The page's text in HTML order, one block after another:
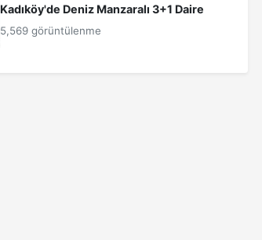
Kadıköy'de Deniz Manzaralı 3+1 Daire
5,569 görüntülenme